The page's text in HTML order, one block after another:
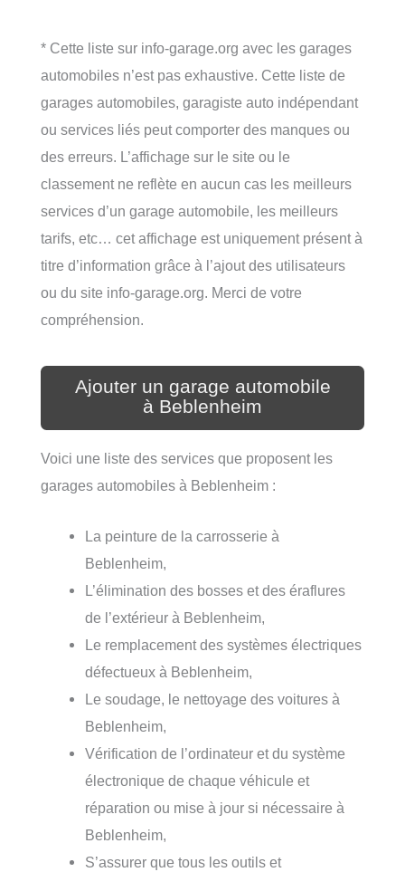
* Cette liste sur info-garage.org avec les garages
automobiles n’est pas exhaustive. Cette liste de
garages automobiles, garagiste auto indépendant
ou services liés peut comporter des manques ou
des erreurs. L’affichage sur le site ou le
classement ne reflète en aucun cas les meilleurs
services d’un garage automobile, les meilleurs
tarifs, etc… cet affichage est uniquement présent à
titre d’information grâce à l’ajout des utilisateurs
ou du site info-garage.org. Merci de votre
compréhension.
Ajouter un garage automobile
à Beblenheim
Voici une liste des services que proposent les
garages automobiles à Beblenheim :
La peinture de la carrosserie à
Beblenheim,
L’élimination des bosses et des éraflures
de l’extérieur à Beblenheim,
Le remplacement des systèmes électriques
défectueux à Beblenheim,
Le soudage, le nettoyage des voitures à
Beblenheim,
Vérification de l’ordinateur et du système
électronique de chaque véhicule et
réparation ou mise à jour si nécessaire à
Beblenheim,
S’assurer que tous les outils et